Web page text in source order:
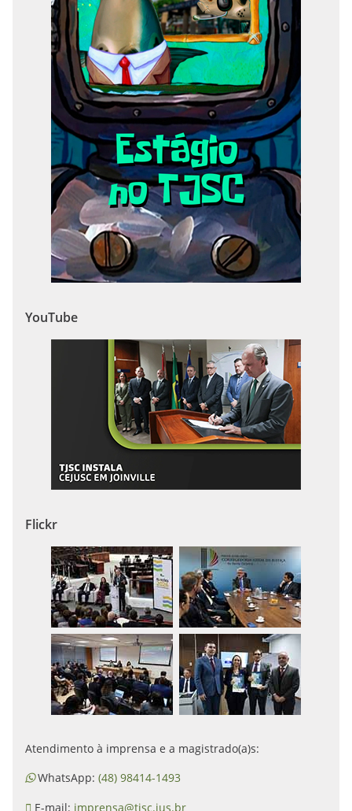
YouTube
Flickr
Atendimento à imprensa e a magistrado(a)s:
WhatsApp: (48) 98414-1493
E-mail: imprensa@tjsc.jus.br